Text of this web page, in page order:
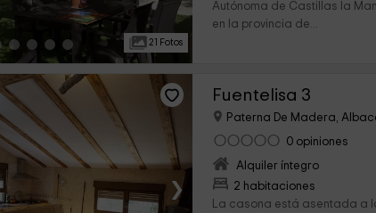
21 Fotos
Autónoma de Castillas la
en la provincia de...
›
Fuentelisa 3
Paterna De Madera,
0 opiniones
Alquiler íntegro
2 habitaciones
La casona está asentada a